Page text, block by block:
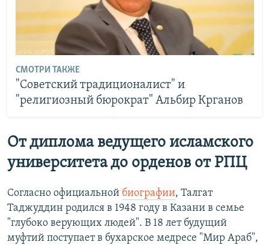
СМОТРИ ТАКЖЕ
"Советский традиционалист" и
"религиозный бюрократ" Альбир Крганов
От диплома ведущего исламского
университета до орденов от РПЦ
Согласно официальной биографии, Талгат
Таджуддин родился в 1948 году в Казани в семье
"глубоко верующих людей". В 18 лет будущий
муфтий поступает в бухарское медресе "Мир Араб",